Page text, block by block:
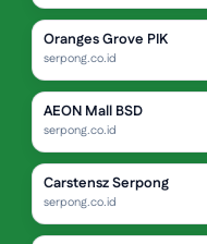
Oranges Grove PIK
serpong.co.id
AEON Mall BSD
serpong.co.id
Carstensz Serpong
serpong.co.id